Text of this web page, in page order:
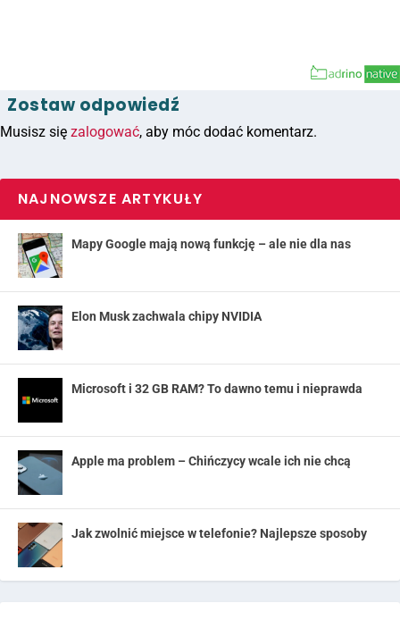
Zostaw odpowiedź
Musisz się zalogować, aby móc dodać komentarz.
NAJNOWSZE ARTYKUŁY
Mapy Google mają nową funkcję – ale nie dla nas
Elon Musk zachwala chipy NVIDIA
Microsoft i 32 GB RAM? To dawno temu i nieprawda
Apple ma problem – Chińczycy wcale ich nie chcą
Jak zwolnić miejsce w telefonie? Najlepsze sposoby